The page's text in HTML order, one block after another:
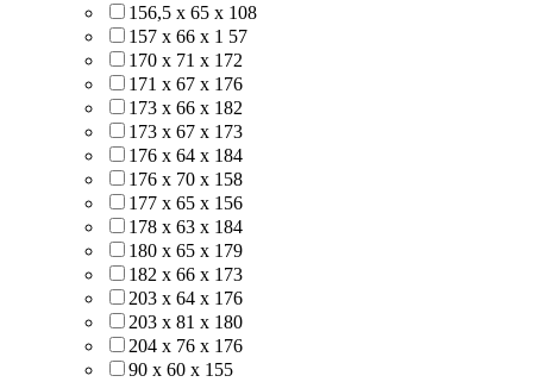
156,5 х 65 х 108
157 х 66 х 1 57
170 х 71 х 172
171 х 67 х 176
173 х 66 х 182
173 х 67 х 173
176 х 64 х 184
176 х 70 х 158
177 х 65 х 156
178 х 63 х 184
180 х 65 х 179
182 х 66 х 173
203 х 64 х 176
203 х 81 х 180
204 х 76 х 176
90 х 60 х 155